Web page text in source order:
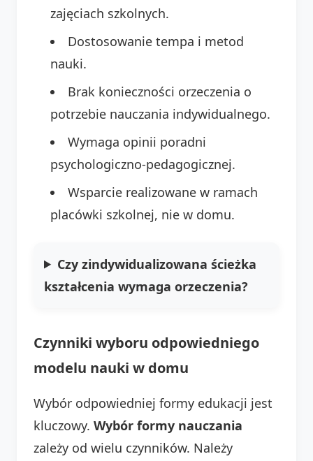
zajęciach szkolnych.
Dostosowanie tempa i metod
nauki.
Brak konieczności orzeczenia o
potrzebie nauczania indywidualnego.
Wymaga opinii poradni
psychologiczno-pedagogicznej.
Wsparcie realizowane w ramach
placówki szkolnej, nie w domu.
Czy zindywidualizowana ścieżka
kształcenia wymaga orzeczenia?
Czynniki wyboru odpowiedniego
modelu nauki w domu
Wybór odpowiedniej formy edukacji jest
kluczowy. Wybór formy nauczania
zależy od wielu czynników. Należy